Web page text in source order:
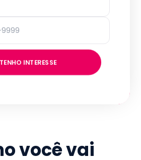
TENHO INTERESSE
você vai